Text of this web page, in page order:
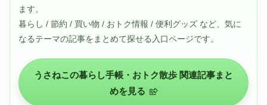
ます。
暮らし / 節約 / 買い物 / おトク情報 / 便利グッズ など、気に
なるテーマの記事をまとめて探せる入口ページです。
うさねこの暮らし手帳・おトク散歩 関連記事まと
めを見る